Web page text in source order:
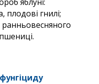
гнилі;